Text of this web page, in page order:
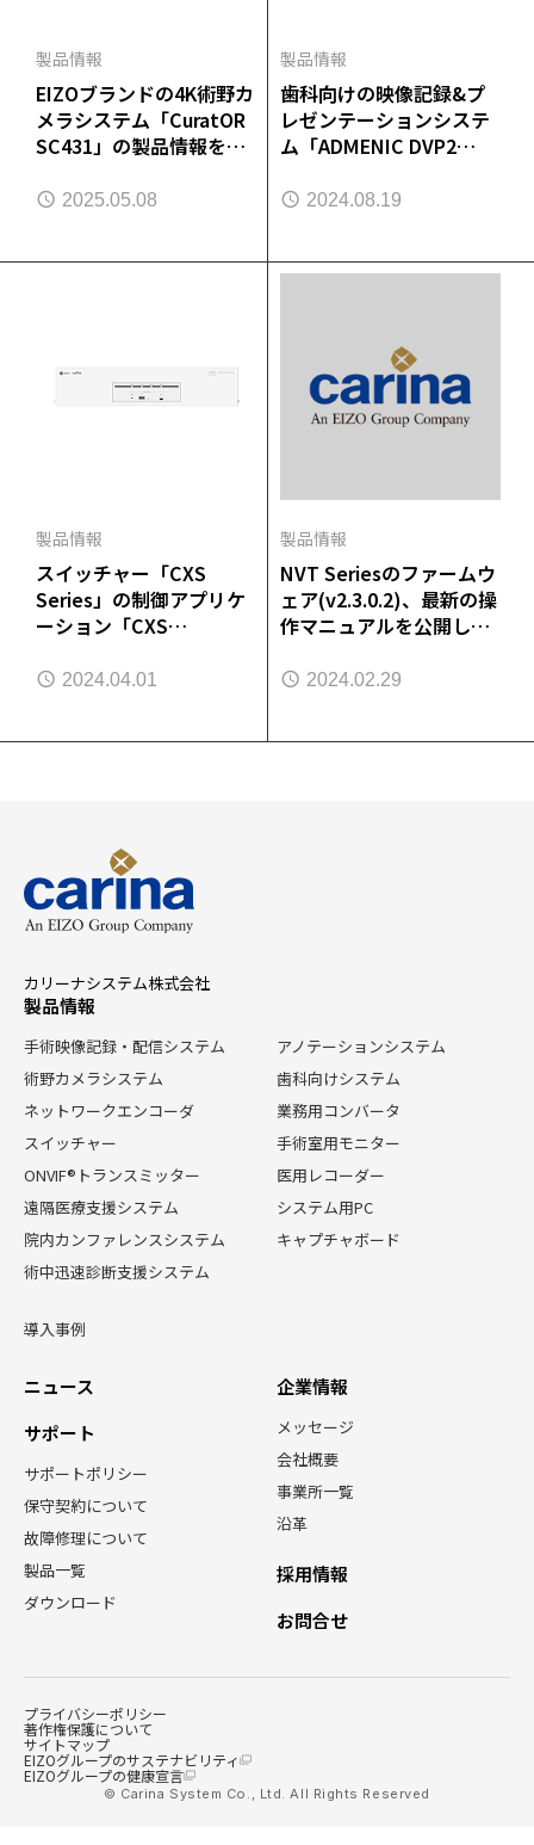
製品情報
EIZOブランドの4K術野カ
メラシステム「CuratOR
SC431」の製品情報を公
2025.05.08
製品情報
歯科向けの映像記録&プ
レゼンテーションシステ
ム「ADMENIC DVP2
2024.08.19
製品情報
スイッチャー「CXS
Series」の制御アプリケ
ーション「CXS
2024.04.01
製品情報
NVT Seriesのファームウ
ェア(v2.3.0.2)、最新の操
作マニュアルを公開しま
2024.02.29
カリーナシステム株式会社
製品情報
手術映像記録・配信システム
術野カメラシステム
ネットワークエンコーダ
スイッチャー
ONVIF®トランスミッター
遠隔医療支援システム
院内カンファレンスシステム
術中迅速診断支援システム
導入事例
アノテーションシステム
歯科向けシステム
業務用コンバータ
手術室用モニター
医用レコーダー
システム用PC
キャプチャボード
ニュース
サポート
サポートポリシー
保守契約について
故障修理について
製品一覧
ダウンロード
企業情報
メッセージ
会社概要
事業所一覧
沿革
採用情報
お問合せ
プライバシーポリシー
著作権保護について
サイトマップ
EIZOグループのサステナビリティ
EIZOグループの健康宣言
© Carina System Co., Ltd. All Rights Reserved